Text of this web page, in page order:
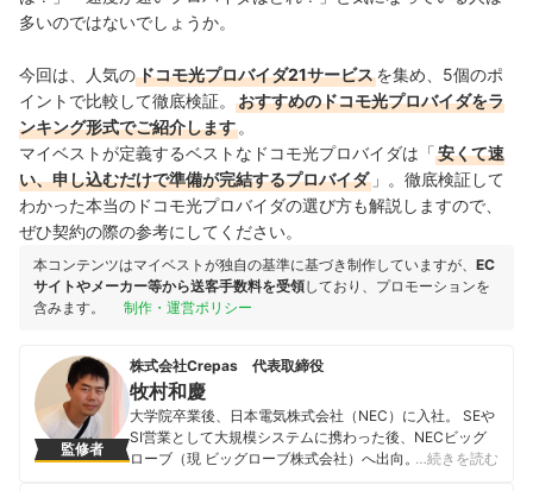
多いのではないでしょうか。
今回は、人気のドコモ光プロバイダ21サービスを集め、5個のポ
イントで比較して徹底検証。
おすすめのドコモ光プロバイダをラ
ンキング形式でご紹介します 。
マイベストが定義するベストなドコモ光プロバイダは「安くて速
い、申し込むだけで準備が完結するプロバイダ 」 。徹底検証して
わかった本当のドコモ光プロバイダの選び方も解説しますので、
ぜひ契約の際の参考にしてください。
本コンテンツはマイベストが独自の基準に基づき制作していますが、 EC
サイトやメーカー等から送客手数料を受領しており、プロモーションを
含みます。
制作・運営ポリシー
監修者
株式会社Crepas 代表取締役
牧村和慶
大学院卒業後、日本電気株式会社（NEC）に入社。 SEや
SI営業として大規模システムに携わった後、NECビッグ
ローブ（現 ビッグローブ株式会社）へ出向。 2013年に
…続きを読む